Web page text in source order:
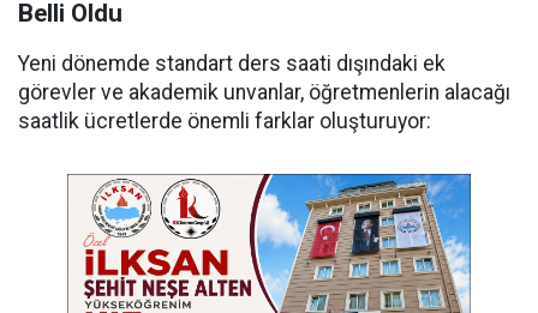
Belli Oldu
Yeni dönemde standart ders saati dışındaki ek
görevler ve akademik unvanlar, öğretmenlerin alacağı
saatlik ücretlerde önemli farklar oluşturuyor: